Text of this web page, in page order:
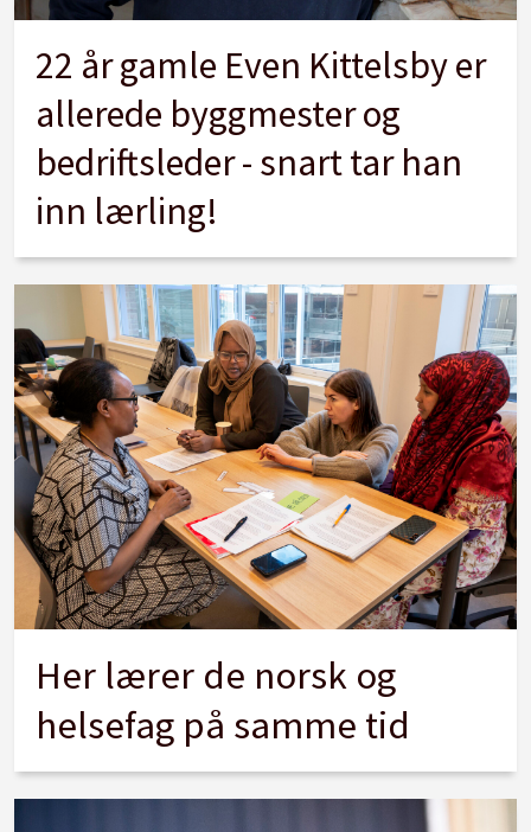
22 år gamle Even Kittelsby er
allerede byggmester og
bedriftsleder - snart tar han
inn lærling!
Her lærer de norsk og
helsefag på samme tid